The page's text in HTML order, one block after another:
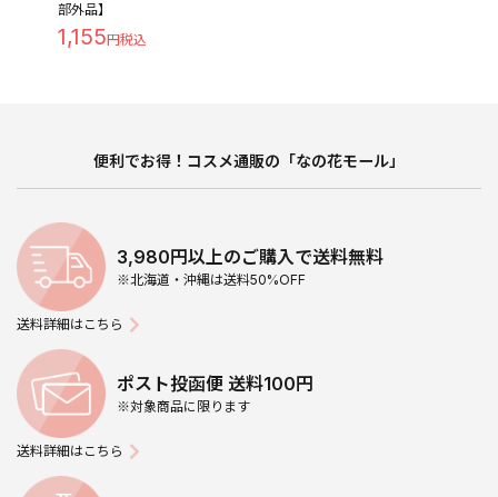
部外品】
1,155
便利でお得！コスメ通販の「なの花モール」
3,980円以上のご購入で送料無料
※北海道・沖縄は送料50%OFF
送料詳細はこちら
ポスト投函便 送料100円
※対象商品に限ります
送料詳細はこちら